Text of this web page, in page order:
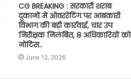
CG BREAKING : सरकारी शराब
दुकानों में ओवररेटिंग पर आबकारी
विभाग की बड़ी कार्रवाई, चार उप
निरीक्षक निलंबित, 8 अधिकारियों को
नोटिस..
June 12, 2026